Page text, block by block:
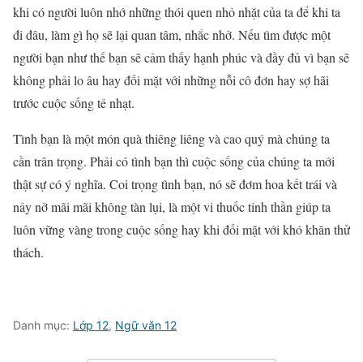
khi có người luôn nhớ những thói quen nhỏ nhặt của ta để khi ta
đi đâu, làm gì họ sẽ lại quan tâm, nhắc nhở. Nếu tìm được một
người bạn như thế bạn sẽ cảm thấy hạnh phúc và đầy đủ vì bạn sẽ
không phải lo âu hay đối mặt với những nỗi cô đơn hay sợ hãi
trước cuộc sống tẻ nhạt.
Tình bạn là một món quà thiêng liêng và cao quý mà chúng ta
cần trân trọng. Phải có tình bạn thì cuộc sống của chúng ta mới
thật sự có ý nghĩa. Coi trọng tình bạn, nó sẽ đơm hoa kết trái và
nảy nở mãi mãi không tàn lụi, là một vi thuốc tinh thần giúp ta
luôn vững vàng trong cuộc sống hay khi đối mặt với khó khăn thử
thách.
Danh mục: Lớp 12, Ngữ văn 12